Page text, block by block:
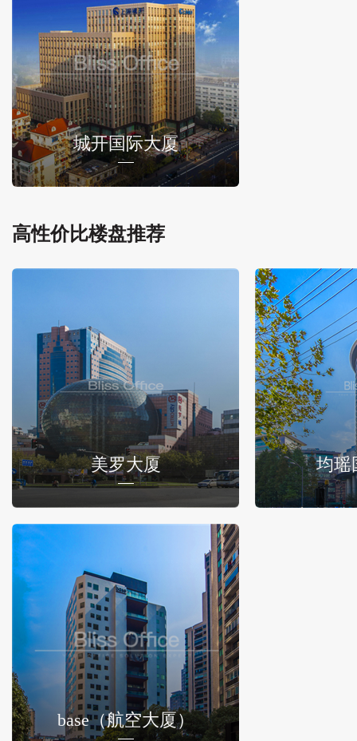
城开国际大厦
高性价比楼盘推荐
美罗大厦 均瑶
base（航空大厦）